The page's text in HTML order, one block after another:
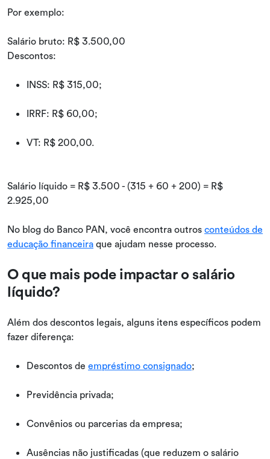
Por exemplo:
Salário bruto: R$ 3.500,00
Descontos:
INSS: R$ 315,00;
IRRF: R$ 60,00;
VT: R$ 200,00.
Salário líquido = R$ 3.500 - (315 + 60 + 200) = R$
2.925,00
No blog do Banco PAN, você encontra outros conteúdos de
educação financeira que ajudam nesse processo.
O que mais pode impactar o salário
líquido?
Além dos descontos legais, alguns itens específicos podem
fazer diferença:
Descontos de empréstimo consignado;
Previdência privada;
Convênios ou parcerias da empresa;
Ausências não justificadas (que reduzem o salário